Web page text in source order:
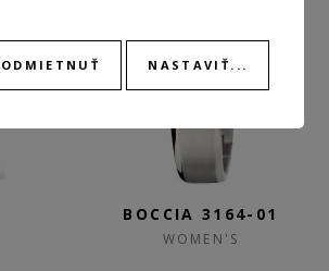
BOCCIA 3164-01
WOMEN'S
ODMIETNUŤ NASTAVIŤ...